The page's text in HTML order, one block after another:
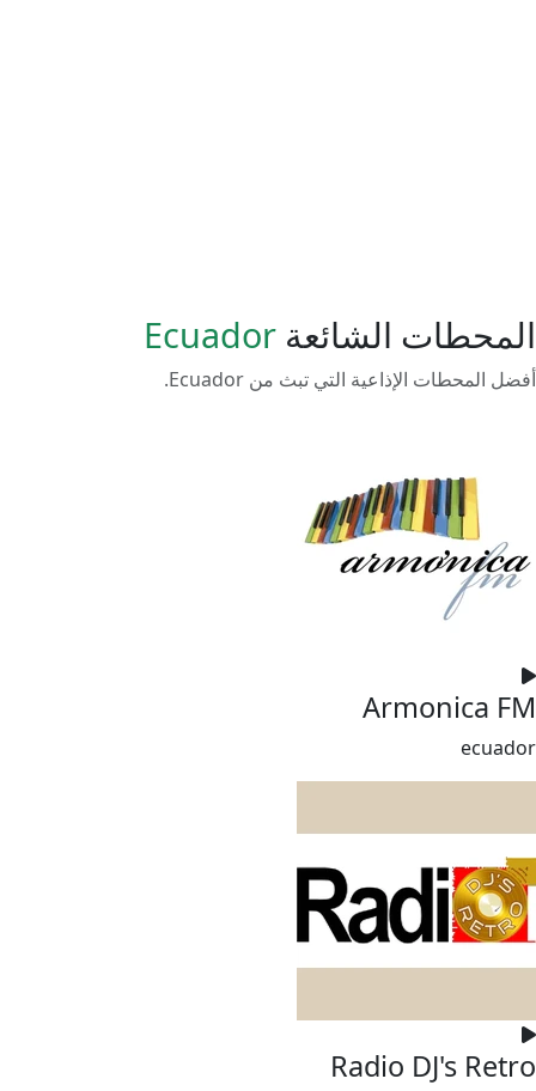
المحطات الشائعة Ecuador
أفضل المحطات الإذاعية التي تبث من Ecuador.
Armonica FM
ecuador
Radio DJ's Retro